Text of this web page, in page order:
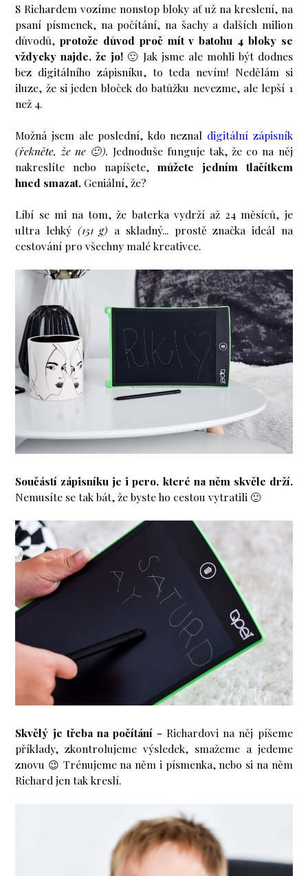
S Richardem vozíme nonstop bloky ať už na kreslení, na
psaní písmenek, na počítání, na šachy a dalších milion
důvodů,protože důvod proč mít v batohu 4 bloky se
vždycky najde, že jo! 🙂 Jak jsme ale mohli být dodnes
bez digitálního zápisníku, to teda nevím! Nedělám si
iluze, že si jeden bloček do batůžku nevezme, ale lepší 1
než 4.
Možná jsem ale poslední, kdo neznal digitální zápisník
(řekněte, že ne 🙂). Jednoduše funguje tak, že co na něj
nakreslíte nebo napíšete, můžete jedním tlačítkem
hned smazat. Geniální, že?
Líbí se mi na tom, že baterka vydrží až 24 měsíců, je
ultra lehký (151 g) a skladný... prostě značka ideál na
cestování pro všechny malé kreativce.
Součástí zápisníku je i pero, které na něm skvěle drží.
Nemusíte se tak bát, že byste ho cestou vytratili 🙂
Skvělý je třeba na počítání - Richardovi na něj píšeme
příklady, zkontrolujeme výsledek, smažeme a jedeme
znovu 😉 Trénujeme na něm i písmenka, nebo si na něm
Richard jen tak kreslí.